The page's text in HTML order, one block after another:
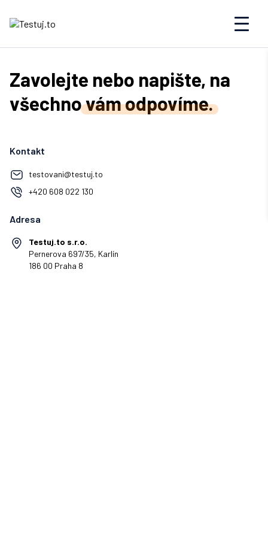
Zavolejte nebo napište, na
všechnovám odpovíme.
Kontakt
testovani@testuj.to
+420 608 022 130
Adresa
Testuj.to s.r.o.
Pernerova 697/35, Karlín
186 00 Praha 8